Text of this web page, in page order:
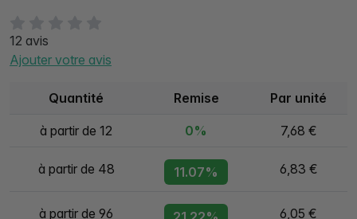
12 avis
Ajouter votre avis
Quantité Remise Par unité
à partir de 12 0% 7,68 €
à partir de 48 11.07% 6,83 €
à partir de 96 6,05 €